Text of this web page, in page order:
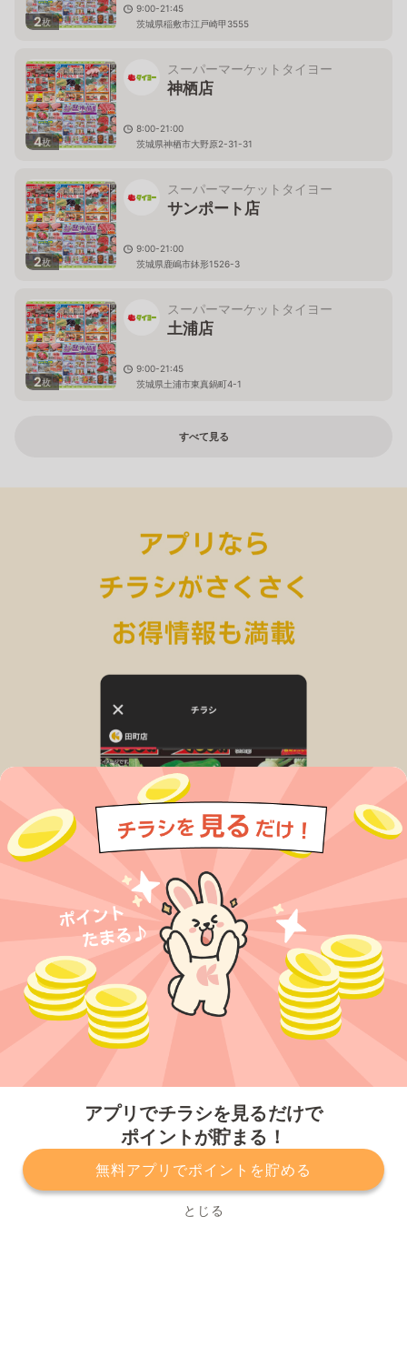
アプリでチラシを見るだけで
ポイントが貯まる！
無料アプリでポイントを貯める
とじる
2枚
9:00-21:45
茨城県稲敷市江戸崎甲3555
4枚
スーパーマーケットタイヨー
神栖店
8:00-21:00
茨城県神栖市大野原2-31-31
2枚
スーパーマーケットタイヨー
サンポート店
9:00-21:00
茨城県鹿嶋市鉢形1526-3
2枚
スーパーマーケットタイヨー
土浦店
9:00-21:45
茨城県土浦市東真鍋町4-1
すべて見る
プライバシーポリシー 利用規約
運営会社
サービスに関してのお問い合わせ